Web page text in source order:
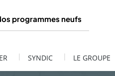
programmes neufs
| SYNDIC | LE GROUPE